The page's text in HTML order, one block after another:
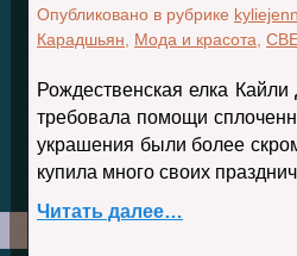
Опубликовано в рубрике
Карадшьян
Мода и красота
Рождественская елка
требовала помощи
украшения были более
купила много своих
Читать далее…